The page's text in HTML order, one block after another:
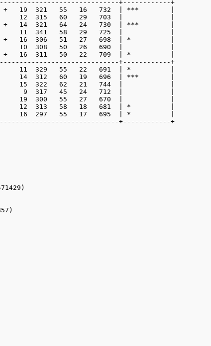
+------------+
19  321   55   16   732  | ***        |
12  315   60   29   703  |            |
14  321   64   24   730  | ***        |
11  341   58   29   725  |            |
16  306   51   27   698  | *          |
10  308   50   26   690  |            |
16  311   50   22   709  | *          |
+------------+
11  329   55   22   691  | *          |
14  312   60   19   696  | ***        |
15  322   62   21   744  |            |
9  317   45   24   712  |            |
19  300   55   27   670  |            |
12  313   58   18   681  | *          |
16  297   55   17   695  | *          |
+------------+